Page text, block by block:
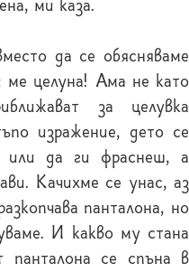
ми каза.
да се обясняваме
ме целуна! Ама не като
за целувка
изражение, дето се
да ги фраснеш, а
Качихме се унас, аз
панталона, но
И какво му стана
панталона се спъна в